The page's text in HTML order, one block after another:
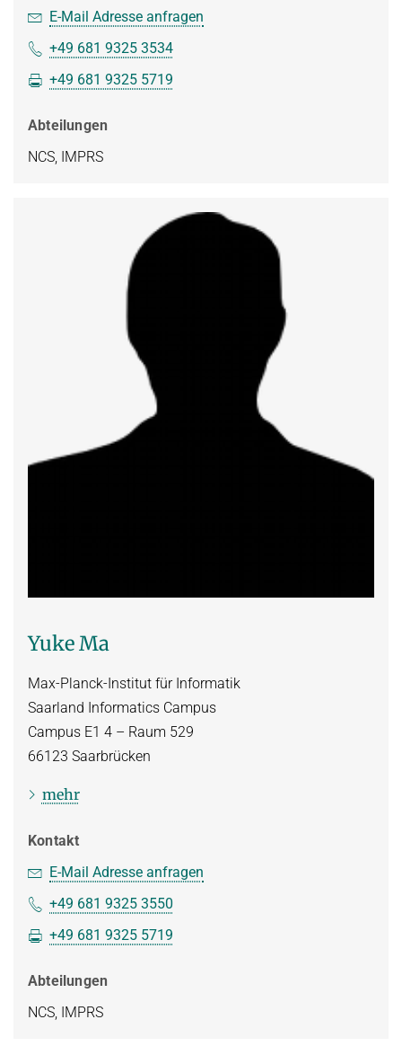
E-Mail Adresse anfragen
+49 681 9325 3534
+49 681 9325 5719
Abteilungen
NCS, IMPRS
Yuke Ma
Max-Planck-Institut für Informatik
Saarland Informatics Campus
Campus E1 4 – Raum 529
66123 Saarbrücken
mehr
Kontakt
E-Mail Adresse anfragen
+49 681 9325 3550
+49 681 9325 5719
Abteilungen
NCS, IMPRS